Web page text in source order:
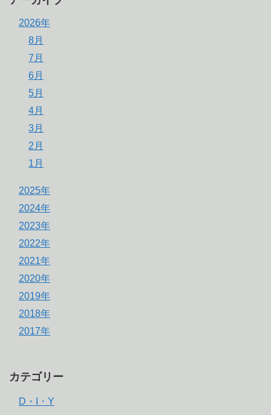
2026年
8月
7月
6月
5月
4月
3月
2月
1月
2025年
2024年
2023年
2022年
2021年
2020年
2019年
2018年
2017年
カテゴリー
D・I・Y